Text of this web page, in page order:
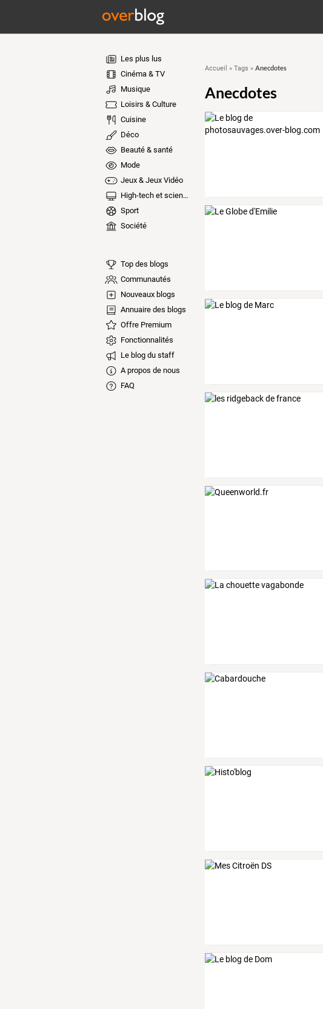
Les plus lus
Cinéma & TV
Musique
Loisirs & Culture
Cuisine
Déco
Beauté & santé
Mode
Jeux & Jeux Vidéo
High-tech et sciences
Sport
Société
Top des blogs
Communautés
Nouveaux blogs
Annuaire des blogs
Offre Premium
Fonctionnalités
Le blog du staff
A propos de nous
FAQ
Accueil » Tags » Anecdotes
Anecdotes